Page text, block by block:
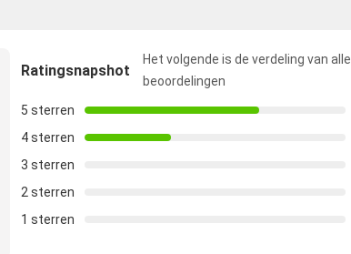
Ratingsnapshot
Het volgende is de verdeling van alle
beoordelingen
5 sterren
4 sterren
3 sterren
2 sterren
1 sterren